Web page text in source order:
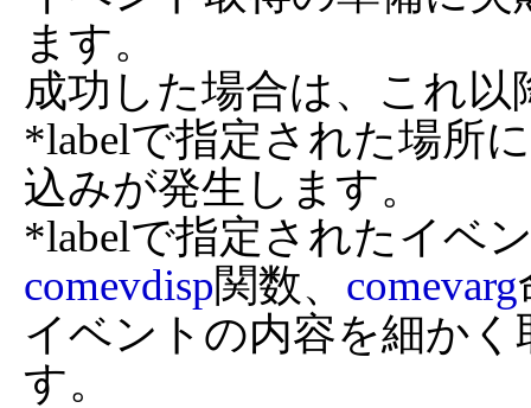
ます。
成功した場合は、これ
*labelで指定された場所
込みが発生します。
*labelで指定されたイベ
comevdisp関数、 comevarg
イベントの内容を細か
す。